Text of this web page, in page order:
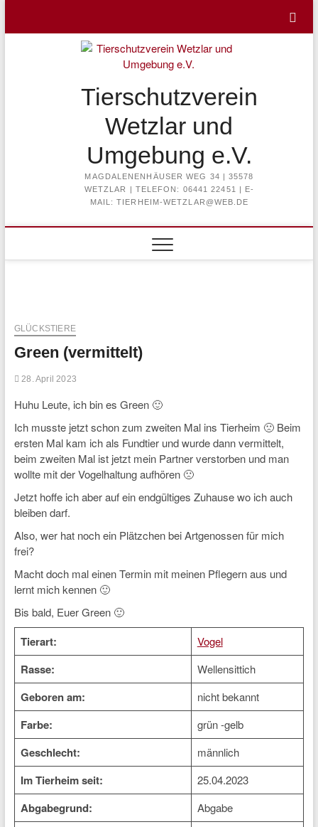
content
Tierschutzverein
Wetzlar und
Umgebung e.V.
MAGDALENENHÄUSER WEG 34 | 35578
WETZLAR | TELEFON: 06441 22451 | E-
MAIL: TIERHEIM-WETZLAR@WEB.DE
GLÜCKSTIERE
Green (vermittelt)
28. April 2023
Huhu Leute, ich bin es Green 🙂
Ich musste jetzt schon zum zweiten Mal ins Tierheim 🙁 Beim
ersten Mal kam ich als Fundtier und wurde dann vermittelt,
beim zweiten Mal ist jetzt mein Partner verstorben und man
wollte mit der Vogelhaltung aufhören 🙁
Jetzt hoffe ich aber auf ein endgültiges Zuhause wo ich auch
bleiben darf.
Also, wer hat noch ein Plätzchen bei Artgenossen für mich
frei?
Macht doch mal einen Termin mit meinen Pflegern aus und
lernt mich kennen 🙂
Bis bald, Euer Green 🙂
Tierart: Vogel
Rasse: Wellensittich
Geboren am: nicht bekannt
Farbe: grün -gelb
Geschlecht: männlich
Im Tierheim seit: 25.04.2023
Abgabegrund: Abgabe